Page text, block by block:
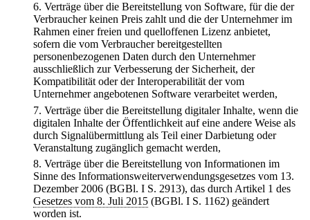
6. Verträge über die Bereitstellung von Software, für die der
Verbraucher keinen Preis zahlt und die der Unternehmer im
Rahmen einer freien und quelloffenen Lizenz anbietet,
sofern die vom Verbraucher bereitgestellten
personenbezogenen Daten durch den Unternehmer
ausschließlich zur Verbesserung der Sicherheit, der
Kompatibilität oder der Interoperabilität der vom
Unternehmer angebotenen Software verarbeitet werden,
7. Verträge über die Bereitstellung digitaler Inhalte, wenn die
digitalen Inhalte der Öffentlichkeit auf eine andere Weise als
durch Signalübermittlung als Teil einer Darbietung oder
Veranstaltung zugänglich gemacht werden,
8. Verträge über die Bereitstellung von Informationen im
Sinne des Informationsweiterverwendungsgesetzes vom 13.
Dezember 2006 (BGBl. I S. 2913), das durch Artikel 1 des
Gesetzes vom 8. Juli 2015 (BGBl. I S. 1162) geändert
worden ist.